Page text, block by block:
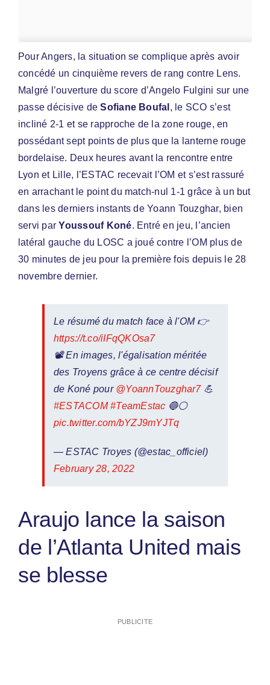
Pour Angers, la situation se complique après avoir
concédé un cinquième revers de rang contre Lens.
Malgré l’ouverture du score d’Angelo Fulgini sur une
passe décisive deSofiane Boufal , le SCO s’est
incliné 2-1 et se rapproche de la zone rouge, en
possédant sept points de plus que la lanterne rouge
bordelaise. Deux heures avant la rencontre entre
Lyon et Lille, l’ESTAC recevait l’OM et s’est rassuré
en arrachant le point du match-nul 1-1 grâce à un but
dans les derniers instants de Yoann Touzghar, bien
servi parYoussouf Koné. Entré en jeu, l’ancien
latéral gauche du LOSC a joué contre l’OM plus de
30 minutes de jeu pour la première fois depuis le 28
novembre dernier.
Le résumé du match face à l'OM 👉
https://t.co/iIFqQKOsa7
📽 En images, l'égalisation méritée
des Troyens grâce à ce centre décisif
de Koné pour @YoannTouzghar7💪
#ESTACOM #TeamEstac 🔵⚪
pic.twitter.com/bYZJ9mYJTq
— ESTAC Troyes (@estac_officiel)
February 28, 2022
Araujo lance la saison
de l’Atlanta United mais
se blesse
PUBLICITE